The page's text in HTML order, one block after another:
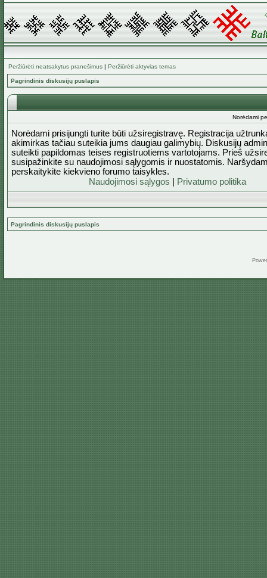
Peržiūrėti neatsakytus pranešimus | Peržiūrėti aktyvias temas
Pagrindinis diskusijų puslapis
Norėdami
Norėdami prisijungti turite būti užsiregistravę. Registracija
akimirkas tačiau suteikia jums daugiau galimybių. Diskusijų
suteikti papildomas teises registruotiems vartotojams. Prieš
susipažinkite su naudojimosi sąlygomis ir nuostatomis.
perskaitykite kiekvieno forumo taisykles.
Naudojimosi sąlygos
Privatumo politika
Pagrindinis diskusijų puslapis